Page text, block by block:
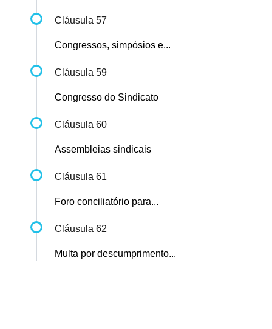
Cláusula 57
Congressos, simpósios e...
Cláusula 59
Congresso do Sindicato
Cláusula 60
Assembleias sindicais
Cláusula 61
Foro conciliatório para...
Cláusula 62
Multa por descumprimento...